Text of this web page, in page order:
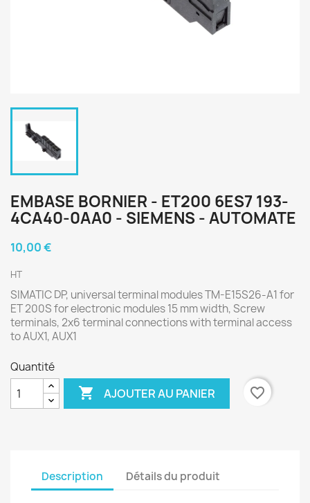
EMBASE BORNIER - ET200 6ES7 193-
4CA40-0AA0 - SIEMENS - AUTOMATE
10,00 €
HT
SIMATIC DP, universal terminal modules TM-E15S26-A1 for
ET 200S for electronic modules 15 mm width, Screw
terminals, 2x6 terminal connections with terminal access
to AUX1, AUX1
Quantité
 AJOUTER AU PANIER favorite_border
Description Détails du produit